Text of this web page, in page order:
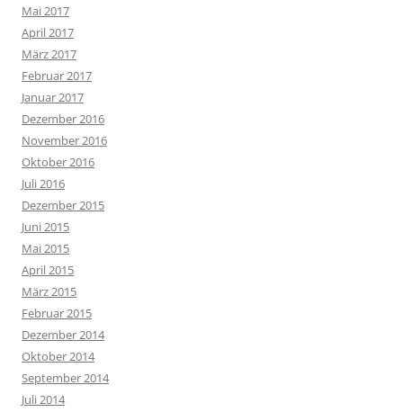
Mai 2017
April 2017
März 2017
Februar 2017
Januar 2017
Dezember 2016
November 2016
Oktober 2016
Juli 2016
Dezember 2015
Juni 2015
Mai 2015
April 2015
März 2015
Februar 2015
Dezember 2014
Oktober 2014
September 2014
Juli 2014